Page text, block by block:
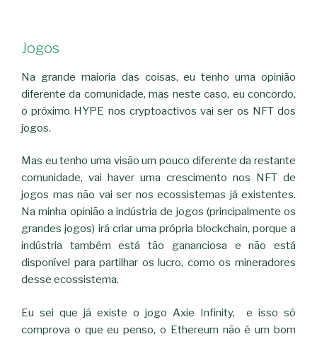
Jogos
Na grande maioria das coisas, eu tenho uma opinião
diferente da comunidade, mas neste caso, eu concordo,
o próximo HYPE nos cryptoactivos vai ser os NFT dos
jogos.
Mas eu tenho uma visão um pouco diferente da restante
comunidade, vai haver uma crescimento nos NFT de
jogos mas não vai ser nos ecossistemas já existentes.
Na minha opinião a indústria de jogos (principalmente os
grandes jogos) irá criar uma própria blockchain, porque a
indústria também está tão gananciosa e não está
disponível para partilhar os lucro, como os mineradores
desse ecossistema.
Eu sei que já existe o jogo Axie Infinity, e isso só
comprova o que eu penso, o Ethereum não é um bom